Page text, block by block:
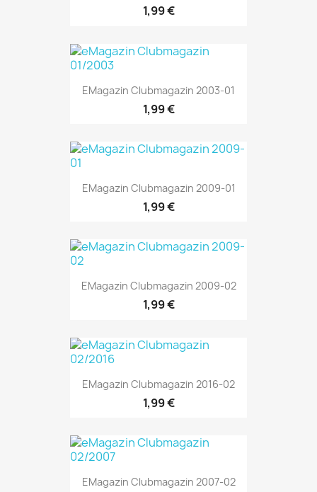
1,99 €
EMagazin Clubmagazin 2003-01
1,99 €
EMagazin Clubmagazin 2009-01
1,99 €
EMagazin Clubmagazin 2009-02
1,99 €
EMagazin Clubmagazin 2016-02
1,99 €
EMagazin Clubmagazin 2007-02